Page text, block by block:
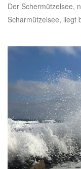
Der Schermützelsee,
Scharmützelsee, liegt